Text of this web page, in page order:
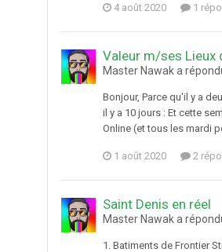
4 août 2020 1
Valeur m/ses Lieux
Master Nawak a
Bonjour, Parce qu'il y a
il y a 10 jours : Et cette
Online (et tous les mardi
1 août 2020 2
Saint Denis en réel
Master Nawak a
1. Batiments de Frontier